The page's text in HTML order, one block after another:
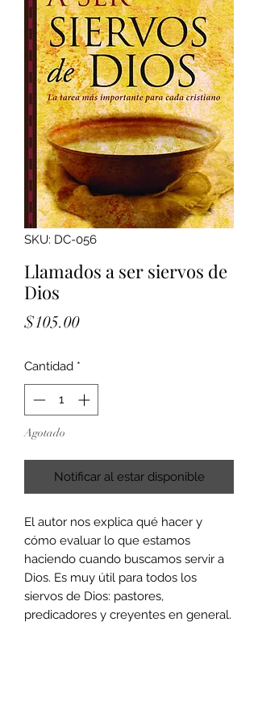
SKU: DC-056
Llamados a ser siervos de
Dios
$105.00Precio
Cantidad *
Agotado
Notificar al estar disponible
El autor nos explica qué hacer y
cómo evaluar lo que estamos
haciendo cuando buscamos servir a
Dios. Es muy útil para todos los
siervos de Dios: pastores,
predicadores y creyentes en general.